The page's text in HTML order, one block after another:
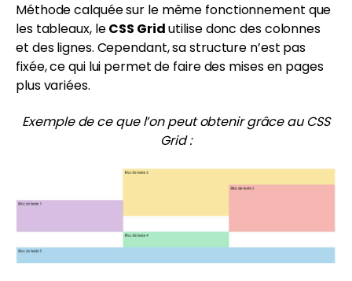
Méthode calquée sur le même fonctionnement que
les tableaux, leCSS Gridutilise donc des colonnes
et des lignes. Cependant, sa structure n’est pas
fixée, ce qui lui permet de faire des mises en pages
plus variées.
Exemple de ce que l’on peut obtenir grâce au CSS
Grid :